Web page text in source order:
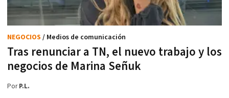
Tras renunciar a TN, el nuevo trabajo y los
negocios de Marina Señuk
NEGOCIOS / Medios de comunicación
PorP.L.